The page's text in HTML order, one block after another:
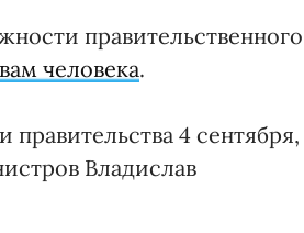
правительственного
человека.
4 сентября,
Владислав